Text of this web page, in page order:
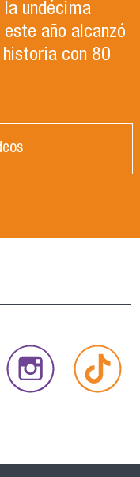
undécima
año alcanzó
con 80